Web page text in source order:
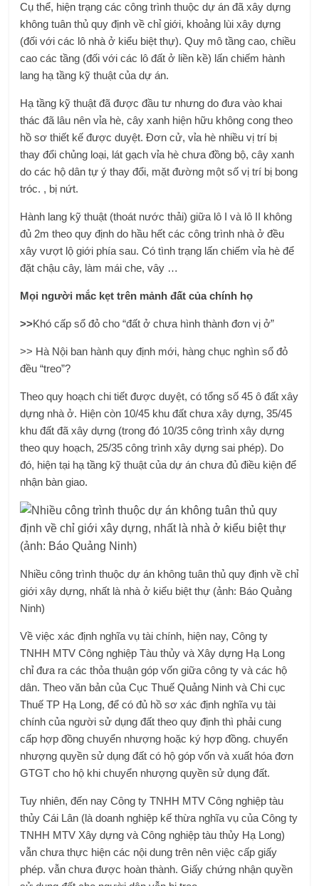
Cụ thể, hiện trạng các công trình thuộc dự án đã xây dựng
không tuân thủ quy định về chỉ giới, khoảng lùi xây dựng
(đối với các lô nhà ở kiểu biệt thự). Quy mô tầng cao, chiều
cao các tầng (đối với các lô đất ở liền kề) lấn chiếm hành
lang hạ tầng kỹ thuật của dự án.
Hạ tầng kỹ thuật đã được đầu tư nhưng do đưa vào khai
thác đã lâu nên vỉa hè, cây xanh hiện hữu không cong theo
hồ sơ thiết kế được duyệt. Đơn cử, vỉa hè nhiều vị trí bị
thay đổi chủng loại, lát gạch vỉa hè chưa đồng bộ, cây xanh
do các hộ dân tự ý thay đổi, mặt đường một số vị trí bị bong
tróc. , bị nứt.
Hành lang kỹ thuật (thoát nước thải) giữa lô I và lô II không
đủ 2m theo quy định do hầu hết các công trình nhà ở đều
xây vượt lộ giới phía sau. Có tình trạng lấn chiếm vỉa hè để
đặt chậu cây, làm mái che, vây …
Mọi người mắc kẹt trên mảnh đất của chính họ
>>Khó cấp sổ đỏ cho “đất ở chưa hình thành đơn vị ở”
>> Hà Nội ban hành quy định mới, hàng chục nghìn sổ đỏ
đều “treo”?
Theo quy hoạch chi tiết được duyệt, có tổng số 45 ô đất xây
dựng nhà ở. Hiện còn 10/45 khu đất chưa xây dựng, 35/45
khu đất đã xây dựng (trong đó 10/35 công trình xây dựng
theo quy hoạch, 25/35 công trình xây dựng sai phép). Do
đó, hiện tại hạ tầng kỹ thuật của dự án chưa đủ điều kiện để
nhận bàn giao.
Nhiều công trình thuộc dự án không tuân thủ quy định về chỉ
giới xây dựng, nhất là nhà ở kiểu biệt thự (ảnh: Báo Quảng
Ninh)
Về việc xác định nghĩa vụ tài chính, hiện nay, Công ty
TNHH MTV Công nghiệp Tàu thủy và Xây dựng Hạ Long
chỉ đưa ra các thỏa thuận góp vốn giữa công ty và các hộ
dân. Theo văn bản của Cục Thuế Quảng Ninh và Chi cục
Thuế TP Hạ Long, để có đủ hồ sơ xác định nghĩa vụ tài
chính của người sử dụng đất theo quy định thì phải cung
cấp hợp đồng chuyển nhượng hoặc ký hợp đồng. chuyển
nhượng quyền sử dụng đất có hộ góp vốn và xuất hóa đơn
GTGT cho hộ khi chuyển nhượng quyền sử dụng đất.
Tuy nhiên, đến nay Công ty TNHH MTV Công nghiệp tàu
thủy Cái Lân (là doanh nghiệp kế thừa nghĩa vụ của Công ty
TNHH MTV Xây dựng và Công nghiệp tàu thủy Hạ Long)
vẫn chưa thực hiện các nội dung trên nên việc cấp giấy
phép. vẫn chưa được hoàn thành. Giấy chứng nhận quyền